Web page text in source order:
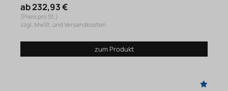
ab 232,93 €
(Preis pro St.)
zzgl. MwSt. und Versandkosten
zum Produkt